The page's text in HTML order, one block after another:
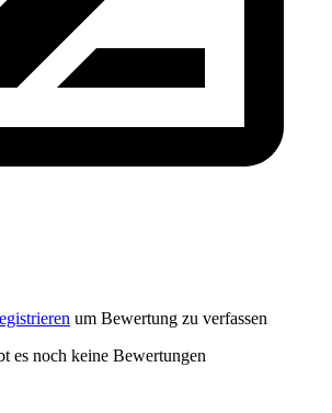
um Bewertung zu verfassen
es noch keine Bewertungen